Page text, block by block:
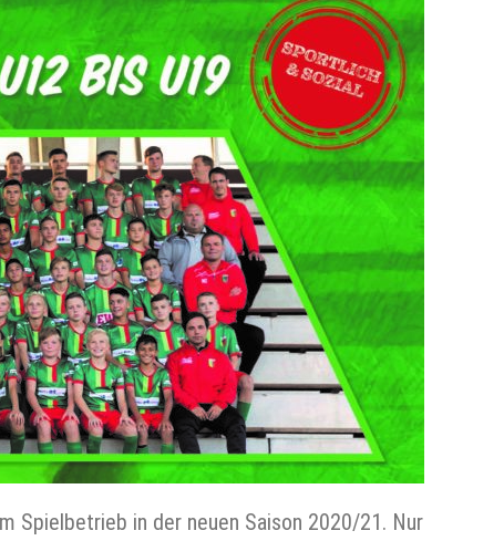
Spielbetrieb in der neuen Saison 2020/21. Nur